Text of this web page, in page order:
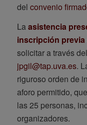
del convenio
Laasistencia
inscripción
solicitar a través
jpgil@tap.uva.es.
riguroso orden de
aforo permitido,
las 25 personas,
organizadores.